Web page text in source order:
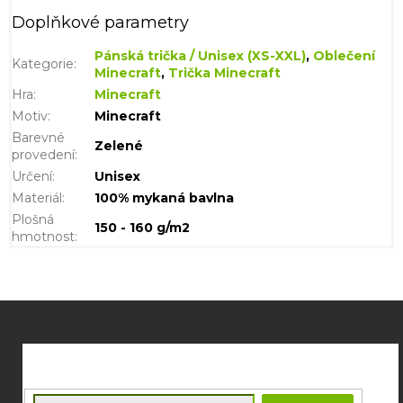
Doplňkové parametry
Kategorie: Pánská trička / Unisex (XS-XXL), Oblečení
Minecraft, Trička Minecraft
Hra:
Minecraft
Motiv:
Minecraft
Barevné
provedení:
Zelené
Určení:
Unisex
Materiál :
100% mykaná bavlna
Plošná
hmotnost:
150 - 160 g/m2